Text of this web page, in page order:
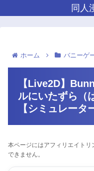
同人
ホーム バニーゲ
【Live2D】
ルにいたずら（
【シミュレータ
本ページにはアフィリエイト
できません。